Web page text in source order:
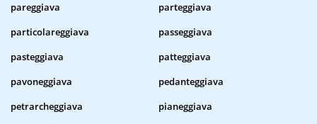
pareggiava
parteggiava
particolareggiava
passeggiava
pasteggiava
patteggiava
pavoneggiava
pedanteggiava
petrarcheggiava
pianeggiava